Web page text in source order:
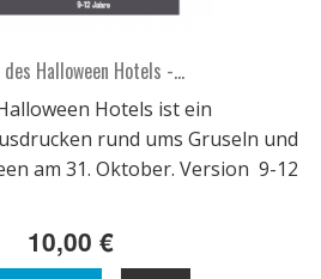
Halloween Hotels -...
Hotels ist ein
rund ums Gruseln und
am 31. Oktober. Version 9-12
10,00 €